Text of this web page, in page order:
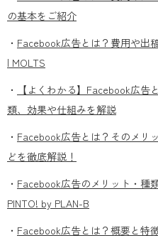
の基本をご紹介
・ Facebook広告とは？費用や出
| MOLTS
・
【よくわかる】Facebook広
類、効果や仕組みを解説
・ Facebook広告とは？そのメリ
どを徹底解説！
・ Facebook広告のメリット・種
PINTO! by PLAN-B
・ Facebook広告とは？概要と特